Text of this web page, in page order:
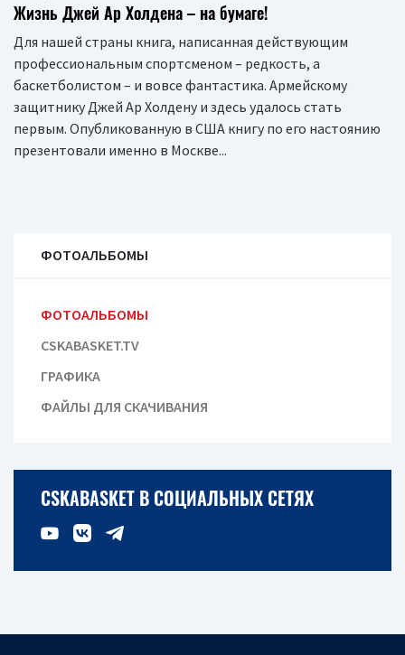
Жизнь Джей Ар Холдена – на бумаге!
Для нашей страны книга, написанная действующим
профессиональным спортсменом – редкость, а
баскетболистом – и вовсе фантастика. Армейскому
защитнику Джей Ар Холдену и здесь удалось стать
первым. Опубликованную в США книгу по его настоянию
презентовали именно в Москве...
ФОТОАЛЬБОМЫ
ФОТОАЛЬБОМЫ
CSKABASKET.TV
ГРАФИКА
ФАЙЛЫ ДЛЯ СКАЧИВАНИЯ
CSKABASKET В СОЦИАЛЬНЫХ СЕТЯХ